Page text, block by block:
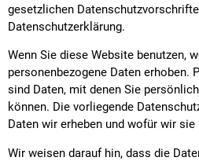
gesetzlichen
Datenschutzerklärung.
Wenn Sie diese Website benutzen,
personenbezogene Daten erhoben.
sind Daten, mit denen Sie
können. Die vorliegende
Daten wir erheben und wofür wir sie
Wir weisen darauf hin, dass die